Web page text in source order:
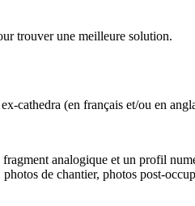
trouver une meilleure solution.
cathedra (en français et/ou en
analogique et un profil
de chantier, photos post-